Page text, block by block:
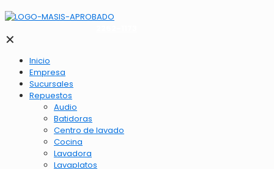
✕
Inicio
Empresa
Sucursales
Repuestos
Audio
Batidoras
Centro de lavado
Cocina
Lavadora
Lavaplatos